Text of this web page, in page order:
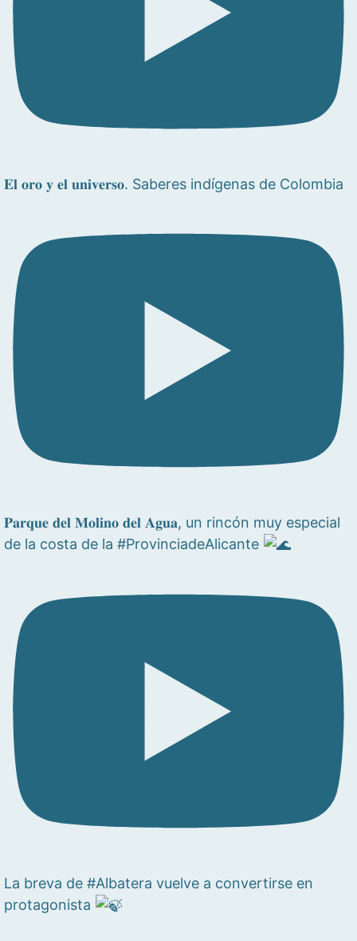
𝐄𝐥 𝐨𝐫𝐨 𝐲 𝐞𝐥 𝐮𝐧𝐢𝐯𝐞𝐫𝐬𝐨. Saberes indígenas de Colombia
𝐏𝐚𝐫𝐪𝐮𝐞 𝐝𝐞𝐥 𝐌𝐨𝐥𝐢𝐧𝐨 𝐝𝐞𝐥 𝐀𝐠𝐮𝐚, un rincón muy especial
de la costa de la #ProvinciadeAlicante
La breva de #Albatera vuelve a convertirse en
protagonista